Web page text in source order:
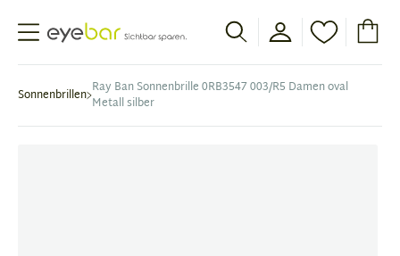
Abele Optic
Sonnenbrillen Ray Ban Sonnenbrille 0RB3547 003/R5 Damen oval
Metall silber